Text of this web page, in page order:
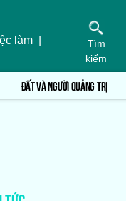
làm
Tìm
kiếm
ĐẤT VÀ NGƯỜI QUẢNG TRỊ